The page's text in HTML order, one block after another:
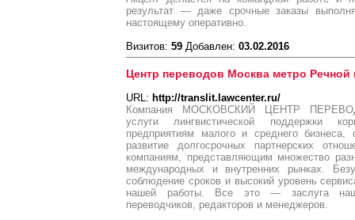
результат — даже срочные заказы
настоящему оперативно.
Визитов: 59 Добавлен: 03.02.2016
Центр переводов Москва метро Речной
URL: http://translit.lawcenter.ru/
Компания МОСКОВСКИЙ ЦЕНТР
услуги лингвистической поддержки
предприятиям малого и среднего
развитие долгосрочных партнерских
компаниям, представляющим множество
международных и внутренних рынках.
соблюдение сроков и высокий уровень
нашей работы. Все это — заслуга
переводчиков, редакторов и менеджеров.